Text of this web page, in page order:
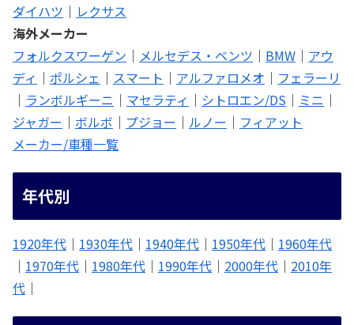
ダイハツ ｜ レクサス
海外メーカー
フォルクスワーゲン ｜ メルセデス・ベンツ ｜ BMW ｜ アウ
ディ ｜ ポルシェ ｜ スマート ｜ アルファロメオ ｜ フェラーリ
｜ ランボルギーニ ｜ マセラティ ｜ シトロエン/DS ｜ ミニ ｜
ジャガー ｜ ボルボ ｜ プジョー ｜ ルノー ｜ フィアット
メーカー/車種一覧
年代別
1920年代 ｜ 1930年代 ｜ 1940年代 ｜ 1950年代 ｜ 1960年代
｜ 1970年代 ｜ 1980年代 ｜ 1990年代 ｜ 2000年代 ｜ 2010年
代 ｜